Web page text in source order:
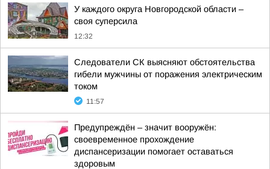
У каждого округа Новгородской области –
своя суперсила
12:32
Следователи СК выясняют обстоятельства
гибели мужчины от поражения электрическим
током
11:57
Предупреждён – значит вооружён:
своевременное прохождение
диспансеризации помогает оставаться
здоровым